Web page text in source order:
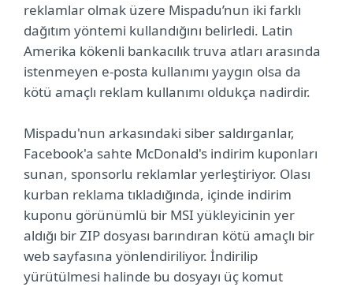
reklamlar olmak üzere Mispadu’nun iki farklı
dağıtım yöntemi kullandığını belirledi. Latin
Amerika kökenli bankacılık truva atları arasında
istenmeyen e-posta kullanımı yaygın olsa da
kötü amaçlı reklam kullanımı oldukça nadirdir.
Mispadu'nun arkasındaki siber saldırganlar,
Facebook'a sahte McDonald's indirim kuponları
sunan, sponsorlu reklamlar yerleştiriyor. Olası
kurban reklama tıkladığında, içinde indirim
kuponu görünümlü bir MSI yükleyicinin yer
aldığı bir ZIP dosyası barındıran kötü amaçlı bir
web sayfasına yönlendiriliyor. İndirilip
yürütülmesi halinde bu dosyayı üç komut